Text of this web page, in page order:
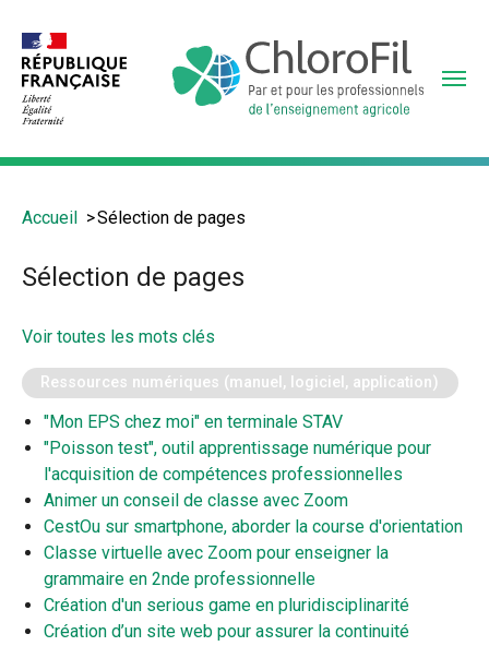
contenu
principal
Vous
:
Accueil Sélection de pages
Sélection de pages
Voir toutes les mots clés
Ressources numériques (manuel, logiciel, application)
"Mon EPS chez moi" en terminale STAV
"Poisson test", outil apprentissage numérique pour
l'acquisition de compétences professionnelles
Animer un conseil de classe avec Zoom
CestOu sur smartphone, aborder la course d'orientation
Classe virtuelle avec Zoom pour enseigner la
grammaire en 2nde professionnelle
Création d'un serious game en pluridisciplinarité
Création d’un site web pour assurer la continuité